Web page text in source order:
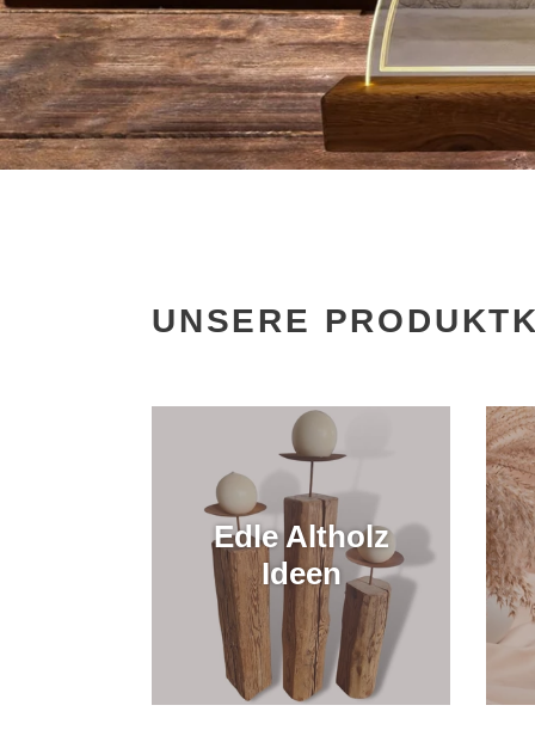
UNSERE
Edle Altholz
Ideen